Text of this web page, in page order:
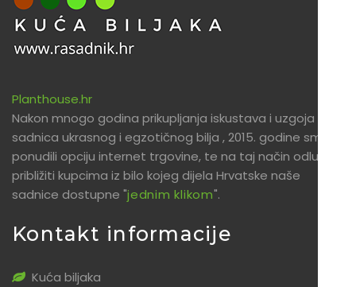
Planthouse.hr
Nakon mnogo godina prikupljanja iskustava i uzgoja
sadnica ukrasnog i egzotičnog bilja , 2015. godine smo
ponudili opciju internet trgovine, te na taj način odlučili
približiti kupcima iz bilo kojeg dijela Hrvatske naše
sadnice dostupne "jednim klikom".
Kontakt informacije
Kuća biljaka